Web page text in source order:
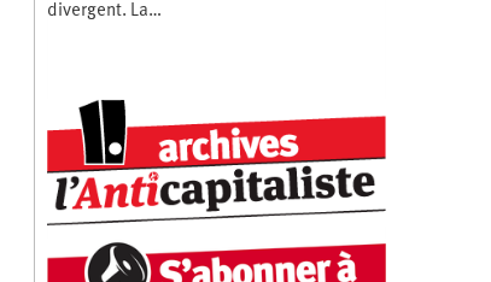
divergent. La…